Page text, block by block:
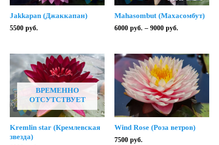
Jakkapan (Джаккапан)
5500 руб.
Mahasombut (Махасомбут)
6000 руб. – 9000 руб.
–
9000 руб.
ВРЕМЕННО
ОТСУТСТВУЕТ
Kremlin star (Кремлевская
звезда)
Wind Rose (Роза ветров)
7500 руб.